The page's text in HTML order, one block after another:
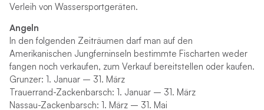
Verleih von Wassersportgeräten.
Angeln
In den folgenden Zeiträumen darf man auf den
Amerikanischen Jungferninseln bestimmte Fischarten weder
fangen noch verkaufen, zum Verkauf bereitstellen oder kaufen.
Grunzer: 1. Januar – 31. März
Trauerrand-Zackenbarsch: 1. Januar – 31. März
Nassau-Zackenbarsch: 1. März – 31. Mai